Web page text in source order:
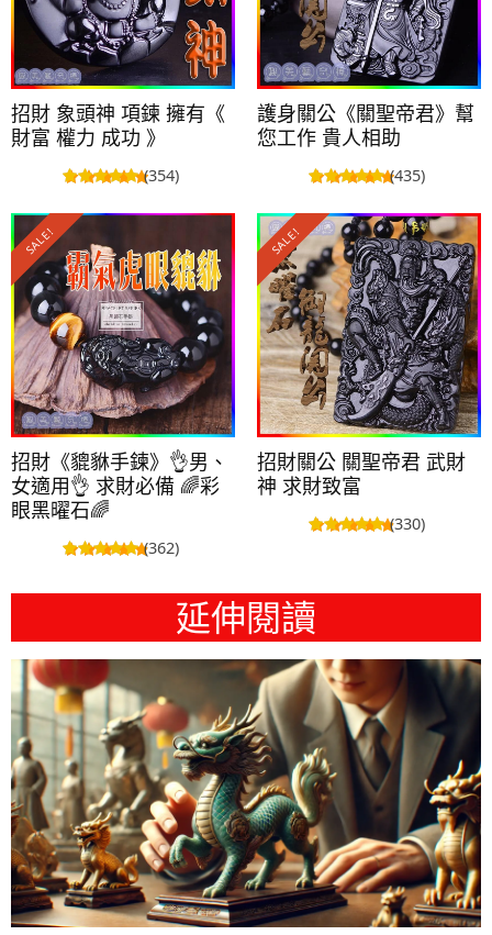
招財 象頭神 項鍊 擁有《
財富 權力 成功 》
(354)
護身關公《關聖帝君》幫
您工作 貴人相助
(435)
SALE!
招財《貔貅手鍊》👌男、
女適用👌 求財必備 🌈彩
眼黑曜石🌈
(362)
SALE!
招財關公 關聖帝君 武財
神 求財致富
(330)
延伸閱讀